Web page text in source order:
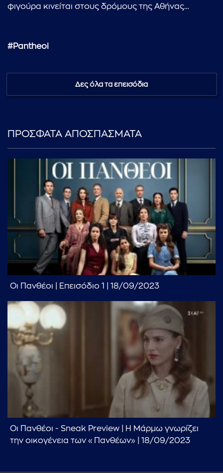
...πληκτρολογήστε κείμενο προς αναζήτηση
φιγούρα κινείται στους δρόμους της Αθήνας…
#Pantheoi
Δες όλα τα επεισόδια
ΠΡΟΣΦΑΤΑ ΑΠΟΣΠΑΣΜΑΤΑ
Οι Πανθέοι | Επεισόδιο 1 | 18/09/2023
Οι Πανθέοι - Sneak Preview | Η Μάρμω γνωρίζει
την οικογένεια των «Πανθέων» | 18/09/2023